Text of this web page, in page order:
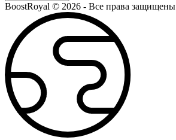
BoostRoyal © 2026 - Все права защищены